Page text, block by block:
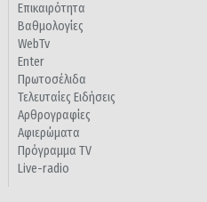
Επικαιρότητα
Βαθμολογίες
WebTv
Enter
Πρωτοσέλιδα
Τελευταίες Ειδήσεις
Αρθρογραφίες
Αφιερώματα
Πρόγραμμα TV
Live-radio